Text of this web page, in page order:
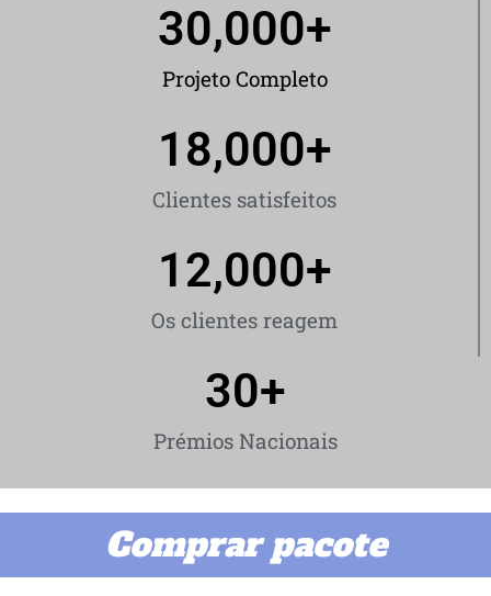
Projeto Completo
30,000+
Clientes satisfeitos
18,000+
Os clientes reagem
12,000+
Prémios Nacionais
30+
Comprar pacote